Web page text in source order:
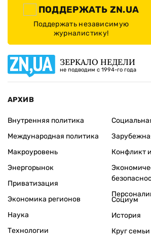
ПОДДЕРЖАТЬ ZN.UA
Поддержать независимую
журналистику!
ЗЕРКАЛО НЕДЕЛИ
не подводим с 1994-го года
АРХИВ
Внутренняя политика
Международная политика
Макроуровень
Энергорынок
Приватизация
Экономика регионов
Конфликт
Наука
Технологии
Социум
История
Круг семьи